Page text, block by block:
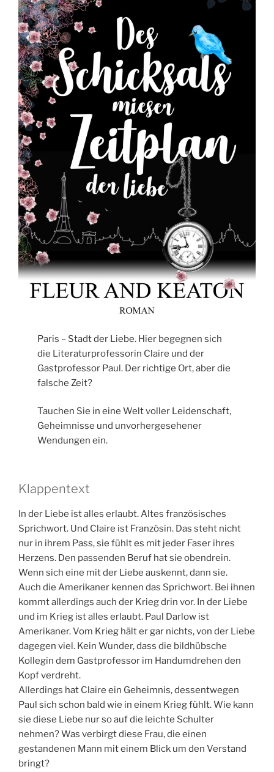
Paris – Stadt der Liebe. Hier begegnen sich
die Literaturprofessorin Claire und der
Gastprofessor Paul. Der richtige Ort, aber die
falsche Zeit?
Tauchen Sie in eine Welt voller Leidenschaft,
Geheimnisse und unvorhergesehener
Wendungen ein.
Klappentext
In der Liebe ist alles erlaubt. Altes französisches
Sprichwort. Und Claire ist Französin. Das steht nicht
nur in ihrem Pass, sie fühlt es mit jeder Faser ihres
Herzens. Den passenden Beruf hat sie obendrein.
Wenn sich eine mit der Liebe auskennt, dann sie.
Auch die Amerikaner kennen das Sprichwort. Bei ihnen
kommt allerdings auch der Krieg drin vor. In der Liebe
und im Krieg ist alles erlaubt. Paul Darlow ist
Amerikaner. Vom Krieg hält er gar nichts, von der Liebe
dagegen viel. Kein Wunder, dass die bildhübsche
Kollegin dem Gastprofessor im Handumdrehen den
Kopf verdreht.
Allerdings hat Claire ein Geheimnis, dessentwegen
Paul sich schon bald wie in einem Krieg fühlt. Wie kann
sie diese Liebe nur so auf die leichte Schulter
nehmen? Was verbirgt diese Frau, die einen
gestandenen Mann mit einem Blick um den Verstand
bringt?